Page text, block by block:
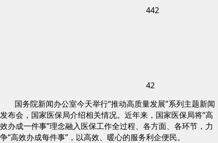
442
42
国务院新闻办公室今天举行“推动高质量发展”系列主题新闻
发布会，国家医保局介绍相关情况。近年来，国家医保局将“高
效办成一件事”理念融入医保工作全过程、各方面、各环节，力
争“高效办成每件事”，以高效、暖心的服务利企便民。